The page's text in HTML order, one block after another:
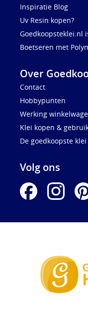
Inspiratie Blog
Uv Resin kopen?
Goedkoopsteklei.nl
Boetseren met
Over
Contact
Hobbypunten
Werking
Klei kopen &
De goedkoopste
Volg ons